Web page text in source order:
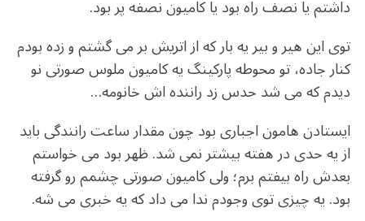
داشتم یا نصف راه بود یا کامیون نصفه پر بود.
توی این هیر و بیر یه بار که از اتریش بر می گشتم و زده بودم
کنار جاده، تو محوطه پارکینگ یه کامیون ملوس صورتی نو
دیدم که می شد حدس زد راننده اش خانومه…
ایستادن هامون اجباری بود چون مقدار ساعت رانندگی باید
از یه حدی در هفته بیشتر نمی شد. ظهر بود می خواستم
بعدش راه بیفتم برم؛ ولی کامیون صورتی چشمم رو گرفته
بود. یه چیزی توی وجودم ندا می داد که یه خبری می شه.